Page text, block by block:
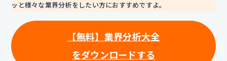
ッと様々な業界分析をしたい方におすすめですよ。
【無料】業界分析大全
をダウンロードする